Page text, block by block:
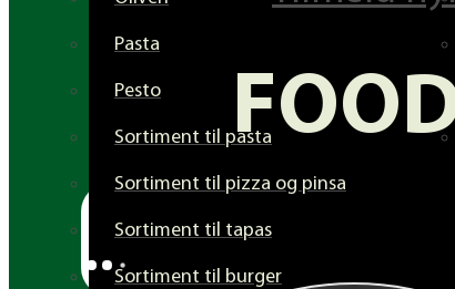
Pasta
Pesto
Sortiment til pasta
Sortiment til pizza og pinsa
Sortiment til tapas
Sortiment til burger